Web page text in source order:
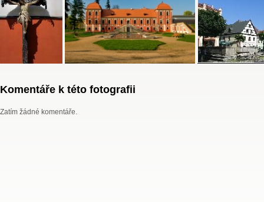
Komentáře k této fotografii
Zatím žádné komentáře.